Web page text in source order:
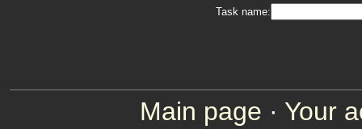
Task name:
Main page · Your